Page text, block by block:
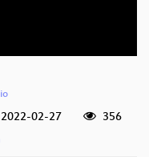
2022-02-27
356